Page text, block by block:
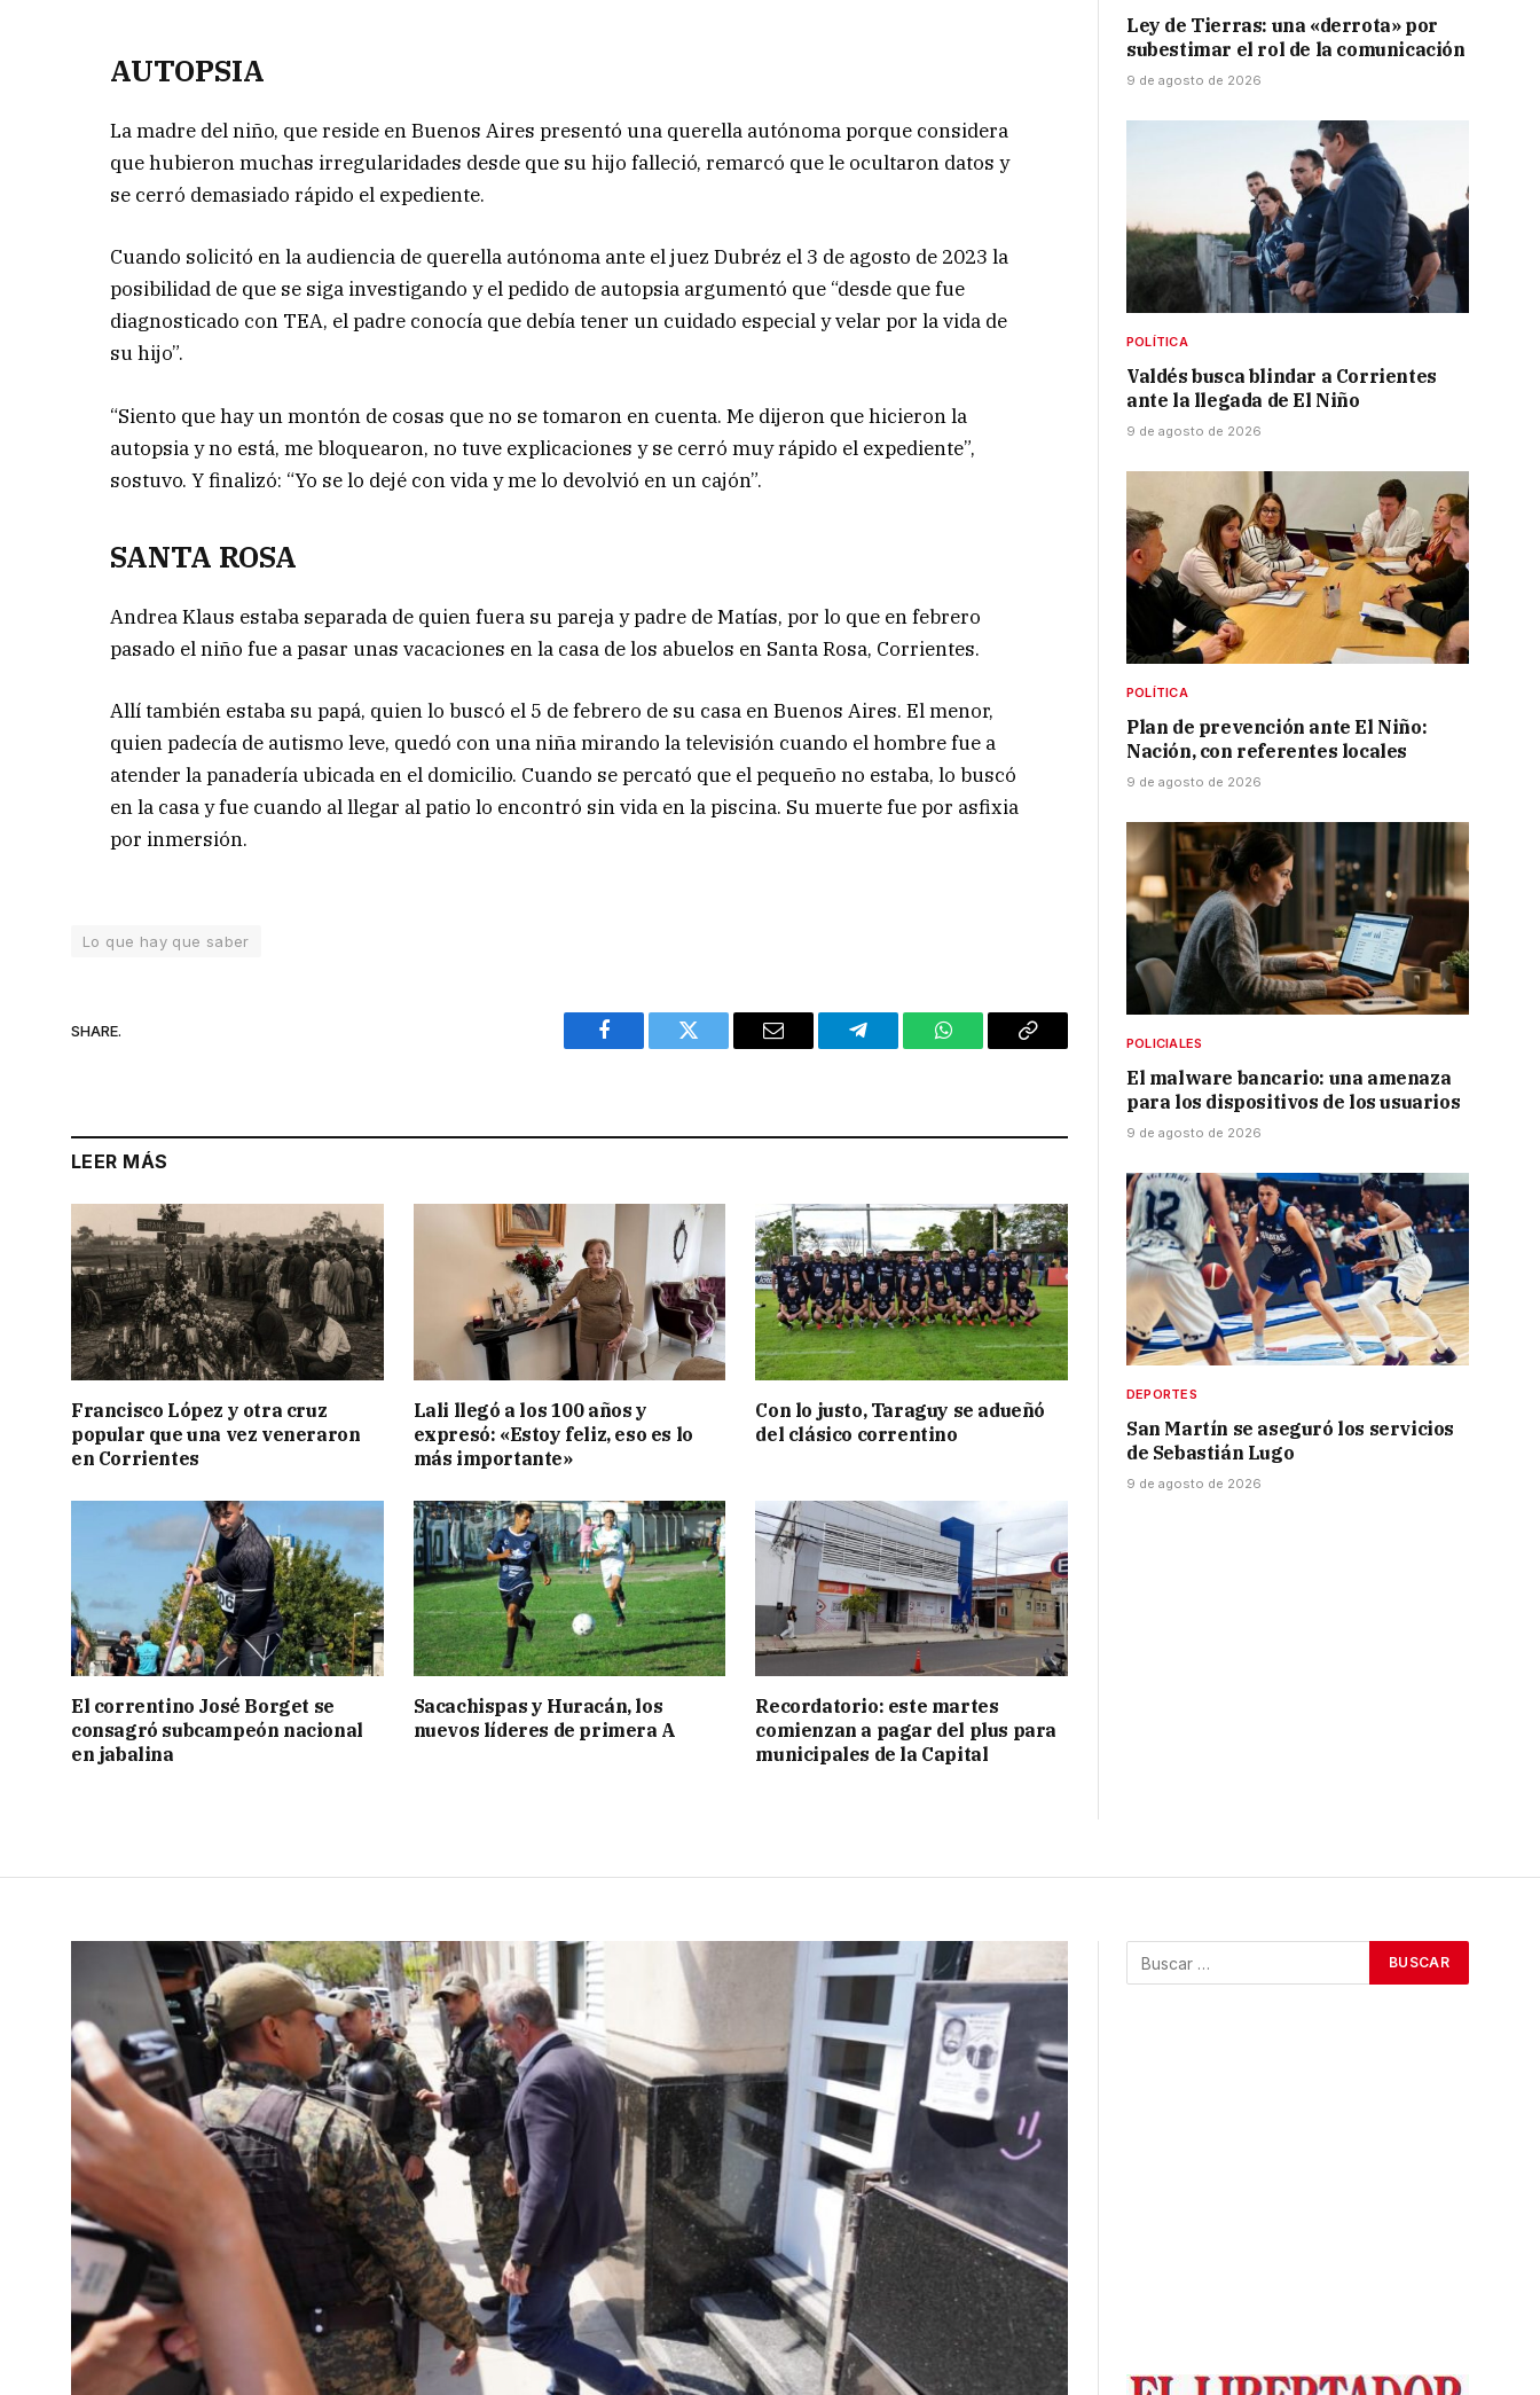
AUTOPSIA
La madre del niño, que reside en Buenos Aires presentó una querella autónoma porque considera
que hubieron muchas irregularidades desde que su hijo falleció, remarcó que le ocultaron datos y
se cerró demasiado rápido el expediente.
Cuando solicitó en la audiencia de querella autónoma ante el juez Dubréz el 3 de agosto de 2023 la
posibilidad de que se siga investigando y el pedido de autopsia argumentó que “desde que fue
diagnosticado con TEA, el padre conocía que debía tener un cuidado especial y velar por la vida de
su hijo”.
“Siento que hay un montón de cosas que no se tomaron en cuenta. Me dijeron que hicieron la
autopsia y no está, me bloquearon, no tuve explicaciones y se cerró muy rápido el expediente”,
sostuvo. Y finalizó: “Yo se lo dejé con vida y me lo devolvió en un cajón”.
SANTA ROSA
Andrea Klaus estaba separada de quien fuera su pareja y padre de Matías, por lo que en febrero
pasado el niño fue a pasar unas vacaciones en la casa de los abuelos en Santa Rosa, Corrientes.
Allí también estaba su papá, quien lo buscó el 5 de febrero de su casa en Buenos Aires. El menor,
quien padecía de autismo leve, quedó con una niña mirando la televisión cuando el hombre fue a
atender la panadería ubicada en el domicilio. Cuando se percató que el pequeño no estaba, lo buscó
en la casa y fue cuando al llegar al patio lo encontró sin vida en la piscina. Su muerte fue por asfixia
por inmersión.
Lo que hay que saber
SHARE.
Facebook Twitter Email Telegram WhatsAppCopy
LEER MÁS
Francisco López y otra cruz
popular que una vez veneraron
en Corrientes
Lali llegó a los 100 años y
expresó: «Estoy feliz, eso es lo
más importante»
Con lo justo, Taraguy se adueñó
del clásico correntino
El correntino José Borget se
consagró subcampeón nacional
en jabalina
Sacachispas y Huracán, los
nuevos líderes de primera A
Recordatorio: este martes
comienzan a pagar del plus para
municipales de la Capital
Ley de Tierras: una «derrota» por
subestimar el rol de la comunicación
9 de agosto de 2026
POLÍTICA
Valdés busca blindar a Corrientes
ante la llegada de El Niño
9 de agosto de 2026
POLÍTICA
Plan de prevención ante El Niño:
Nación, con referentes locales
9 de agosto de 2026
POLICIALES
El malware bancario: una amenaza
para los dispositivos de los usuarios
9 de agosto de 2026
DEPORTES
San Martín se aseguró los servicios
de Sebastián Lugo
9 de agosto de 2026